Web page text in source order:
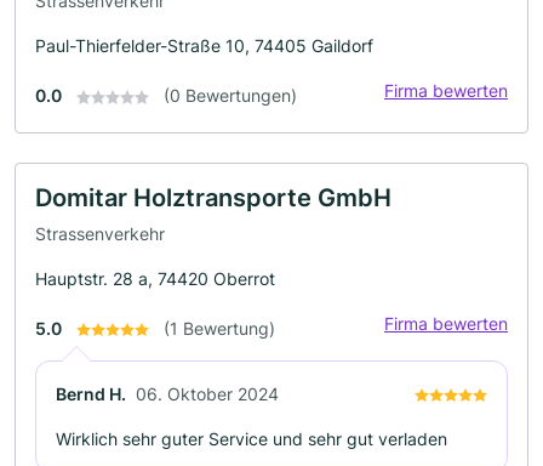
Paul-Thierfelder-Straße 10, 74405 Gaildorf
0.0 (0 Bewertungen) Firma bewerten
Domitar Holztransporte GmbH
Strassenverkehr
Hauptstr. 28 a, 74420 Oberrot
5.0 (1 Bewertung) Firma bewerten
Bernd H. 06. Oktober 2024
Wirklich sehr guter Service und sehr gut verladen